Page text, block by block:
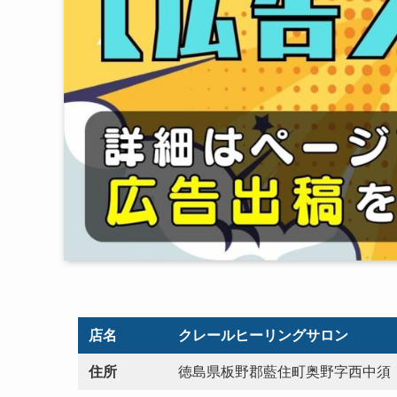
店名 クレールヒーリングサロン
住所 徳島県板野郡藍住町奥野字西中須